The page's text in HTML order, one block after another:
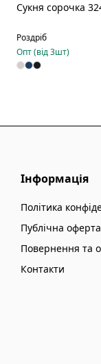
Сукня сорочка
Роздріб
Опт (від3шт)
Інформація
Політика
Публічна оферта
Повернення та
Контакти